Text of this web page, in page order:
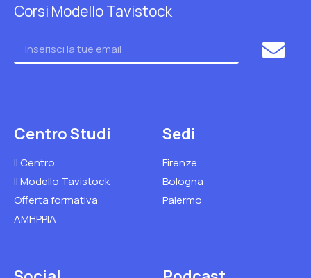
Corsi Modello Tavistock
Centro Studi
Il Centro
Il Modello Tavistock
Offerta formativa
AMHPPIA
Sedi
Firenze
Bologna
Palermo